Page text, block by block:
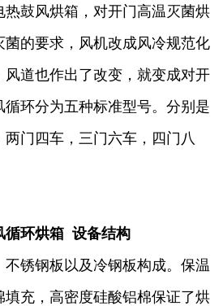
热鼓风烘箱，对开门高温灭菌烘
的要求，风机改成风冷规范化
风道也作出了改变，就变成对开
环分为五种标准型号。分别是
门四车，三门六车，四门八
循环烘箱 设备结构
锈钢板以及冷钢板构成。保温
填充，高密度硅酸铝棉保证了烘